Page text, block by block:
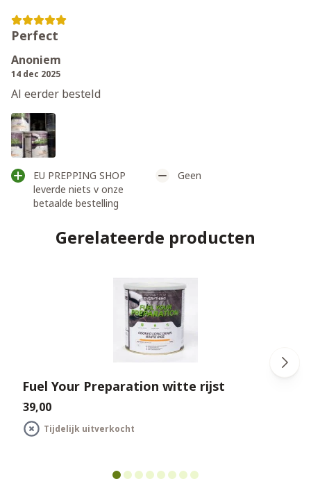
Perfect
Anoniem
14 dec 2025
Al eerder besteld
EU PREPPING SHOP
leverde niets v onze
betaalde bestelling
Geen
Gerelateerde producten
Fuel Your Preparation witte rijst
€39,00
Tijdelijk uitverkocht